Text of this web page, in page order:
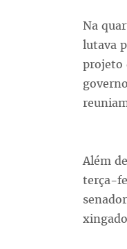
Na
lutava
projeto
Além
terça-